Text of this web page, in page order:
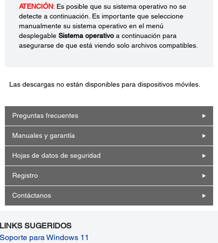
ATENCIÓN: Es posible que su sistema operativo no se
detecte a continuación. Es importante que seleccione
manualmente su sistema operativo en el menú
desplegable Sistema operativo a continuación para
asegurarse de que está viendo solo archivos compatibles.
Las descargas no están disponibles para dispositivos móviles.
Preguntas frecuentes
Manuales y garantía
Hojas de datos de seguridad
Registro
Contáctanos
LINKS SUGERIDOS
Soporte para Windows 11